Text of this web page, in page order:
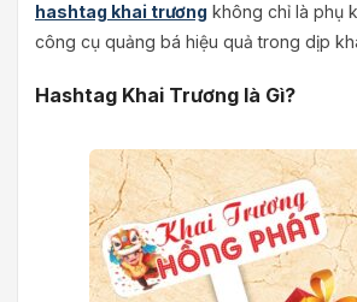
hashtag khai trương không chỉ là phụ
công cụ quảng bá hiệu quả trong dịp
Hashtag Khai Trương là Gì?